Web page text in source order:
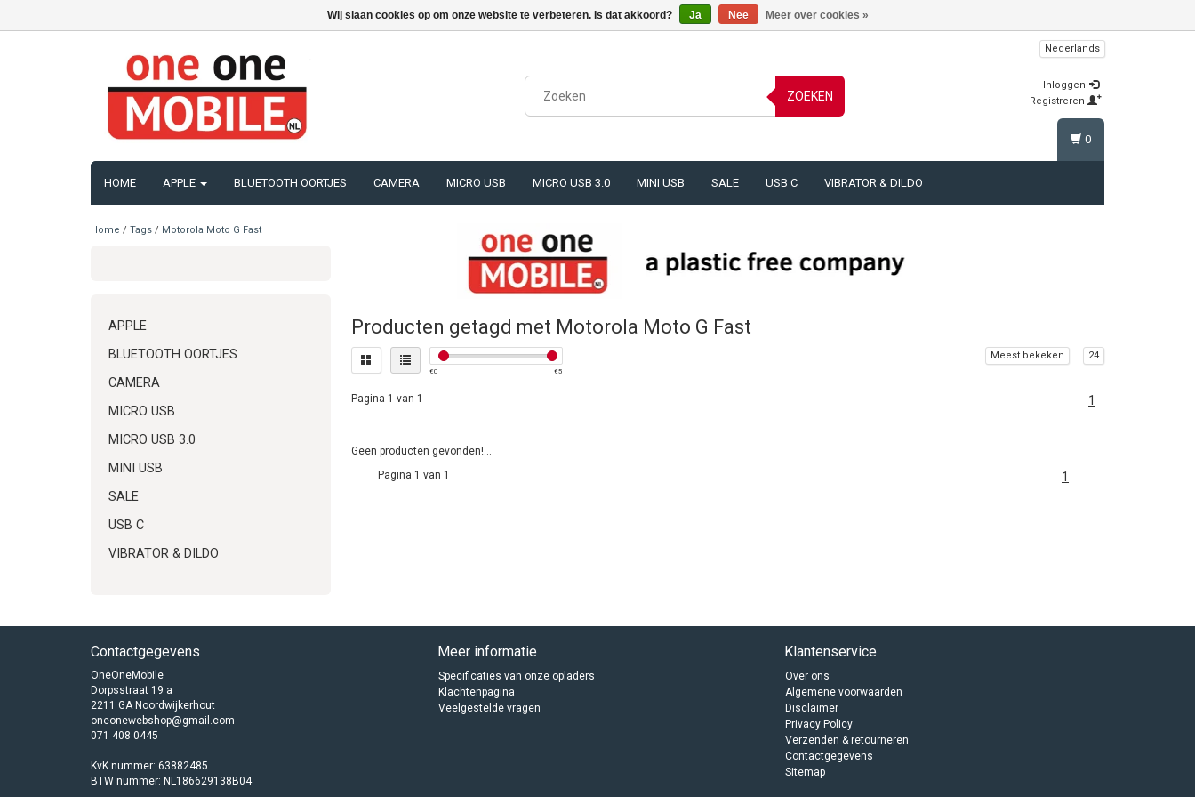
ZOEKEN
Nederlands
Inloggen
Registreren
HOME APPLE BLUETOOTH OORTJES CAMERA MICRO USB MICRO USB 3.0 MINI USB SALE USB C VIBRATOR & DILDO
0
Home / Tags / Motorola Moto G Fast
APPLE
BLUETOOTH OORTJES
CAMERA
MICRO USB
MICRO USB 3.0
MINI USB
SALE
USB C
VIBRATOR & DILDO
Producten getagd met Motorola Moto G Fast
€0 €5
Meest bekeken 24
Pagina 1 van 1 1
Geen producten gevonden!...
Pagina 1 van 1
1
Contactgegevens
OneOneMobile
Dorpsstraat 19 a
2211 GA Noordwijkerhout
oneonewebshop@gmail.com
071 408 0445
KvK nummer: 63882485
BTW nummer: NL186629138B04
Meer informatie
Specificaties van onze opladers
Klachtenpagina
Veelgestelde vragen
Klantenservice
Over ons
Algemene voorwaarden
Disclaimer
Privacy Policy
Verzenden & retourneren
Contactgegevens
Sitemap
Wij slaan cookies op om onze website te verbeteren. Is dat akkoord? Ja Nee Meer over cookies »